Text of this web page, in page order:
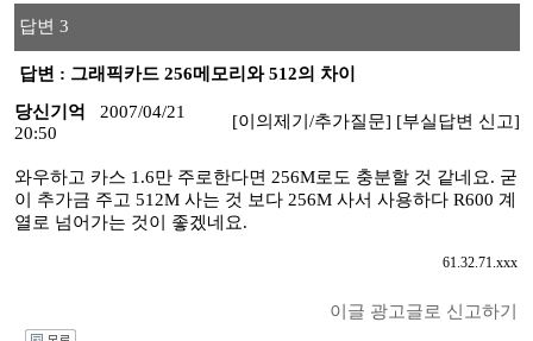
답변 3
답변 : 그래픽카드 256메모리와 512의 차이
당신기억
2007/04/21
20:50
[이의제기/추가질문] [부실답변 신고]
와우하고 카스 1.6만 주로한다면 256M로도 충분할 것 같네요. 굳
이 추가금 주고 512M 사는 것 보다 256M 사서 사용하다 R600 계
열로 넘어가는 것이 좋겠네요.
61.32.71.xxx
이글 광고글로 신고하기